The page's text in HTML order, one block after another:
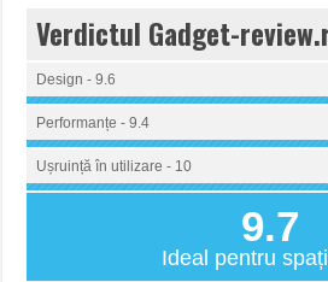
Verdictul Gadget-
Design - 9.6
Performanțe - 9.4
Ușruință în utilizare - 10
9.7
Ideal pentru